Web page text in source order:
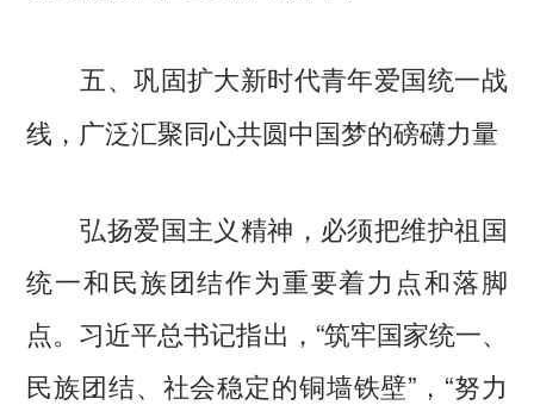
五、巩固扩大新时代青年爱国统一战
线，广泛汇聚同心共圆中国梦的磅礴力量
弘扬爱国主义精神，必须把维护祖国
统一和民族团结作为重要着力点和落脚
点。习近平总书记指出，“筑牢国家统一、
民族团结、社会稳定的铜墙铁壁”，“努力